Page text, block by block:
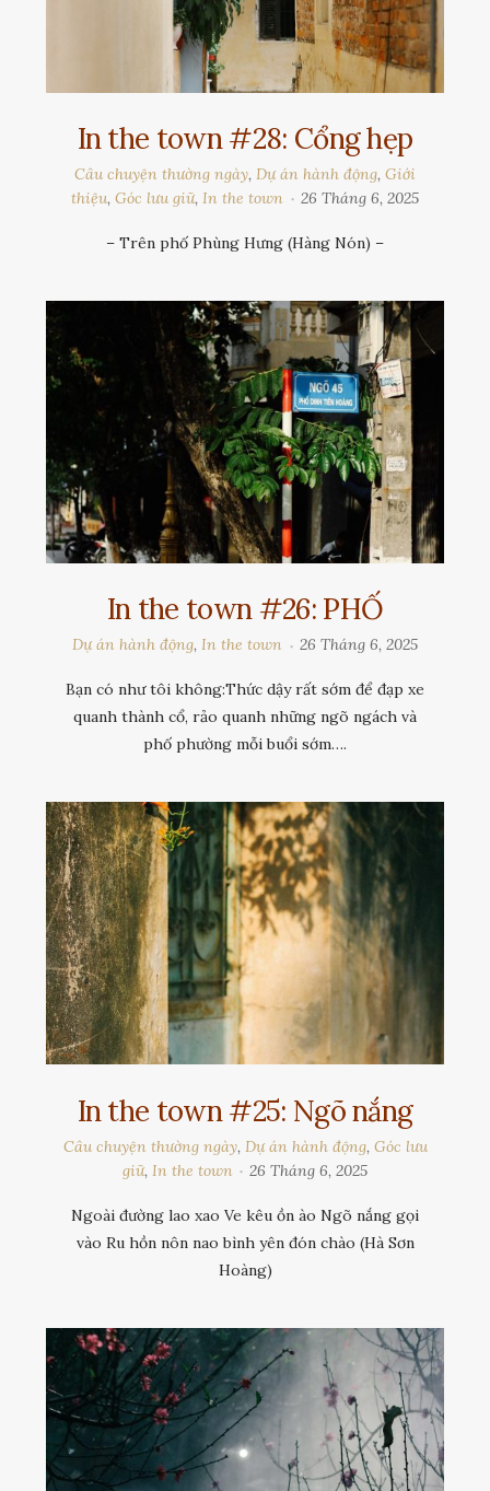
In the town #28: Cổng hẹp
Câu chuyện thường ngày, Dự án hành động, Giới
thiệu,Góc lưu giữ,In the town 26 Tháng 6, 2025
– Trên phố Phùng Hưng (Hàng Nón) –
In the town #26: PHỐ
Dự án hành động,In the town 26 Tháng 6, 2025
Bạn có như tôi không:Thức dậy rất sớm để đạp xe
quanh thành cổ, rảo quanh những ngõ ngách và
phố phường mỗi buổi sớm….
In the town #25: Ngõ nắng
Câu chuyện thường ngày, Dự án hành động, Góc lưu
giữ, In the town 26 Tháng 6, 2025
Ngoài đường lao xao Ve kêu ồn ào Ngõ nắng gọi
vào Ru hồn nôn nao bình yên đón chào (Hà Sơn
Hoàng)